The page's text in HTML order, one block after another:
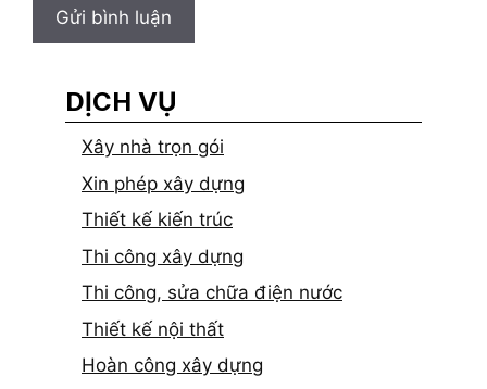
DỊCH VỤ
Xây nhà trọn gói
Xin phép xây dựng
Thiết kế kiến trúc
Thi công xây dựng
Thi công, sửa chữa điện nước
Thiết kế nội thất
Hoàn công xây dựng